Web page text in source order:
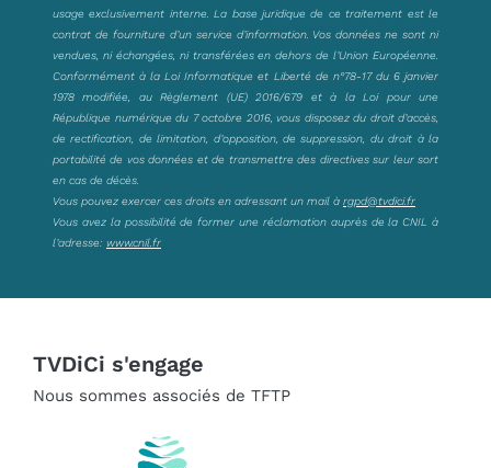
usage exclusivement interne. La base juridique de ce traitement est le
contrat de fourniture d’un service d’information. Vos données ne sont ni
vendues, ni échangées, ni transférées en dehors de l’Union Européenne.
Conformément à la Loi Informatique et Liberté de n°78-17 du 6 janvier
1978 modifiée, au Règlement (UE) 2016/679 et à la Loi pour une
République numérique du 7 octobre 2016, vous disposez du droit d’accès,
de rectification, de limitation, d’opposition, de suppression, du droit à la
portabilité de vos données et de transmettre des directives sur leur sort
en cas de décès.
Vous pouvez exercer ces droits en adressant un mail à rgpd@tvdici.fr
Vous avez la possibilité de former une réclamation auprès de la CNIL à
l’adresse: www.cnil.fr
TVDiCi s'engage
Nous sommes associés de TFTP